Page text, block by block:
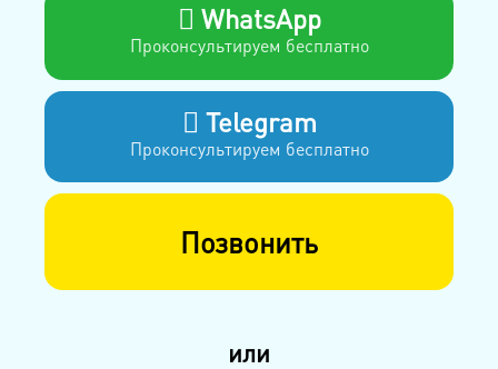
WhatsApp
Проконсультируем бесплатно
Telegram
Проконсультируем бесплатно
Позвонить
или